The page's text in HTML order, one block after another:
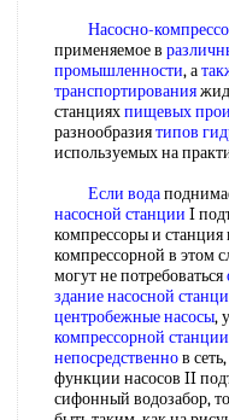
Насосно-
применяемое в
промышленности, а
транспортирования
станцияхпищевых
разнообразиятипов
используемых на
Если вода
насосной станции I
компрессоры и станция
компрессорной в этом
могут не потребоваться
здание насосной
центробежные насосы,
компрессорной станции
непосредственнов
функции насосов II
сифонный водозабор, то